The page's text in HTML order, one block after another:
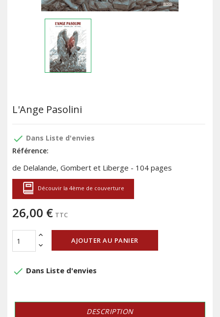
L'Ange Pasolini
done Dans Liste d'envies
Référence:
de Delalande, Gombert et Liberge - 104 pages
Découvir la 4ème de couverture
26,00 € TTC
AJOUTER AU PANIER
done Dans Liste d'envies
DESCRIPTION